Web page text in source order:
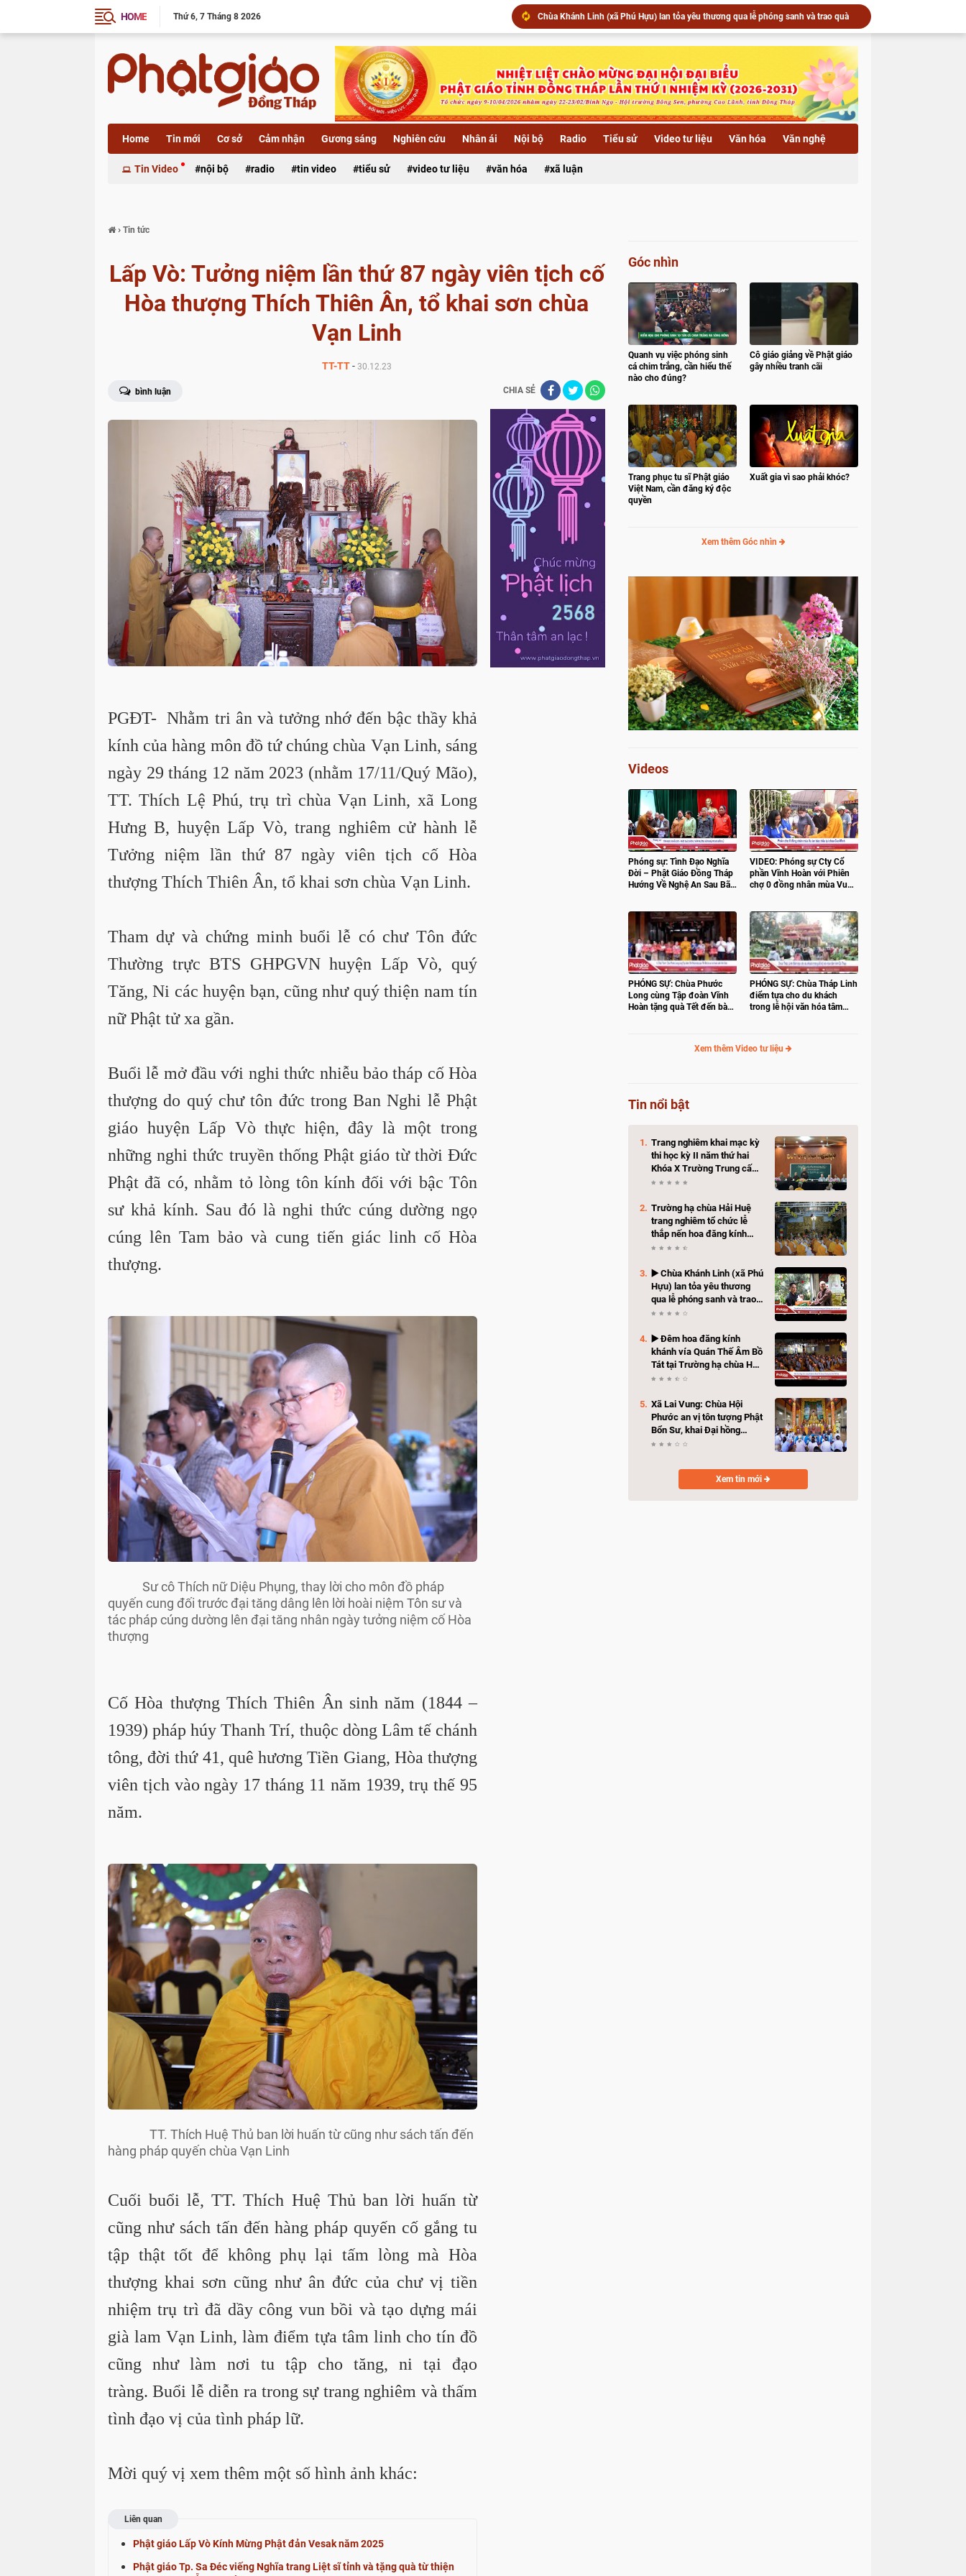
HOME Thứ 6 7 Tháng 8 2026
Chùa Khánh Linh (xã Phú Hựu) lan tỏa yêu thương qua lễ phóng sanh và trao quà
▶️ Đêm hoa đăng kính khánh vía Quán Thế Âm Bồ Tát tại Trường hạ chùa Hải Huệ
Trường hạ chùa Hải Huệ trang nghiêm tổ chức lễ thắp nến hoa đăng kính mừng Khánh vía Bồ Tát Quán Thế Âm Thành Đạo
Xã Lai Vung: Chùa Hội Phước an vị tôn tượng Phật Bổn Sư, khai Đại hồng chung
▶️ Xã Lai Vung: Chùa Hội Phước trang nghiêm Lễ an vị tôn tượng Phật Bổn Sư và khai Đại hồng chung
▶️ Xã Phú Hựu: Khánh thành cầu Bình An 2 (cầu Ba Ú) – Công trình hưởng ứng Tết quân dân năm 2026
▶️ Phật giáo Đồng Tháp vang vọng tiếng chuông trống tri ân - Kỷ niệm 79 năm ngày Thương binh Liệt sĩ 27/7/1947 - 27/7/2026
▶️ Chùa Khánh Linh (xã Phú Hựu) lan tỏa yêu thương qua lễ phóng sanh và trao quà hỗ trợ bà con có hoàn cảnh khó khăn
Home Tin mới Cơ sở Cảm nhận Gương sáng Nghiên cứu Nhân ái Nội bộ Radio Tiểu sử Video tư liệu Văn hóa Văn nghệ
Xã luận
Tin Video nội bộ radio tin video tiểu sử video tư liệu văn hóa xã luận
› Tin tức
Lấp Vò: Tưởng niệm lần thứ 87 ngày viên tịch cố
Hòa thượng Thích Thiên Ân, tổ khai sơn chùa
Vạn Linh
TT-TT- 30.12.23
bình luận CHIA SẺ
PGĐT-Nhằm tri ân và tưởng nhớ đến bậc thầy khả
kính của hàng môn đồ tứ chúng chùa Vạn Linh, sáng
ngày 29 tháng 12 năm 2023 (nhằm 17/11/Quý Mão),
TT. Thích Lệ Phú, trụ trì chùa Vạn Linh, xã Long
Hưng B, huyện Lấp Vò, trang nghiêm cử hành lễ
Tưởng niệm lần thứ 87 ngày viên tịch cố Hòa
thượng Thích Thiên Ân, tổ khai sơn chùa Vạn Linh.
Tham dự và chứng minh buổi lễ có chư Tôn đức
Thường trực BTS GHPGVN huyện Lấp Vò, quý
Tăng, Ni các huyện bạn, cũng như quý thiện nam tín
nữ Phật tử xa gần.
Buổi lễ mở đầu với nghi thức nhiễu bảo tháp cố Hòa
thượng do quý chư tôn đức trong Ban Nghi lễ Phật
giáo huyện Lấp Vò thực hiện, đây là một trong
những nghi thức truyền thống Phật giáo từ thời Đức
Phật đã có, nhằm tỏ lòng tôn kính đối với bậc Tôn
sư khả kính. Sau đó là nghi thức cúng dường ngọ
cúng lên Tam bảo và cung tiến giác linh cố Hòa
thượng.
Sư cô Thích nữ Diệu Phụng, thay lời cho môn đồ pháp
quyến cung đối trước đại tăng dâng lên lời hoài niệm Tôn sư và
tác pháp cúng dường lên đại tăng nhân ngày tưởng niệm cố Hòa
thượng
Cố Hòa thượng Thích Thiên Ân sinh năm (1844 –
1939) pháp húy Thanh Trí, thuộc dòng Lâm tế chánh
tông, đời thứ 41, quê hương Tiền Giang, Hòa thượng
viên tịch vào ngày 17 tháng 11 năm 1939, trụ thế 95
năm.
TT. Thích Huệ Thủ ban lời huấn từ cũng như sách tấn đến
hàng pháp quyến chùa Vạn Linh
Cuối buổi lễ, TT. Thích Huệ Thủ ban lời huấn từ
cũng như sách tấn đến hàng pháp quyến cố gắng tu
tập thật tốt để không phụ lại tấm lòng mà Hòa
thượng khai sơn cũng như ân đức của chư vị tiền
nhiệm trụ trì đã dầy công vun bồi và tạo dựng mái
già lam Vạn Linh, làm điểm tựa tâm linh cho tín đồ
cũng như làm nơi tu tập cho tăng, ni tại đạo
tràng.Buổi lễ diễn ra trong sự trang nghiêm và thấm
tình đạo vị của tình pháp lữ.
Mời quý vị xem thêm một số hình ảnh khác:
Liên quan
Phật giáo Lấp Vò Kính Mừng Phật đản Vesak năm 2025
Phật giáo Tp. Sa Đéc viếng Nghĩa trang Liệt sĩ tỉnh và tặng quà từ thiện
Góc nhìn
Quanh vụ việc phóng sinh
cá chim trắng, cần hiểu thế
nào cho đúng?
Cô giáo giảng về Phật giáo
gây nhiều tranh cãi
Trang phục tu sĩ Phật giáo
Việt Nam, cần đăng ký độc
quyền
Xuất gia vì sao phải khóc?
Xem thêm Góc nhìn
Videos
Phóng sự: Tình Đạo Nghĩa
Đời – Phật Giáo Đồng Tháp
Hướng Về Nghệ An Sau Bão
VIDEO: Phóng sự Cty Cổ
phần Vĩnh Hoàn với Phiên
chợ 0 đồng nhân mùa Vu
PHÓNG SỰ: Chùa Phước
Long cùng Tập đoàn Vĩnh
Hoàn tặng quà Tết đến bà
PHÓNG SỰ: Chùa Tháp Linh
điểm tựa cho du khách
trong lễ hội văn hóa tâm
Xem thêm Video tư liệu
Tin nổi bật
Trang nghiêm khai mạc kỳ
thi học kỳ II năm thứ hai
Khóa X Trường Trung cấp
Phật học Đồng Tháp
Trường hạ chùa Hải Huệ
trang nghiêm tổ chức lễ
thắp nến hoa đăng kính
mừng Khánh vía Bồ Tát
▶️ Chùa Khánh Linh (xã Phú
Hựu) lan tỏa yêu thương
qua lễ phóng sanh và trao
quà hỗ trợ bà con có hoàn
▶️ Đêm hoa đăng kính
khánh vía Quán Thế Âm Bồ
Tát tại Trường hạ chùa Hải
Huệ
Xã Lai Vung: Chùa Hội
Phước an vị tôn tượng Phật
Bổn Sư, khai Đại hồng
chung
Xem tin mới